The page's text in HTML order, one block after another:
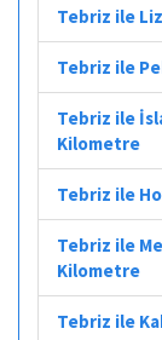
Tebriz ile
Tebriz ile
Tebriz ile
Kilometre
Tebriz ile
Tebriz ile
Kilometre
Tebriz ile